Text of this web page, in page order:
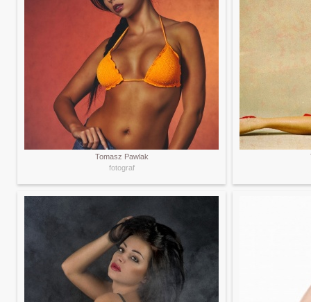
Tomasz Pawlak
fotograf